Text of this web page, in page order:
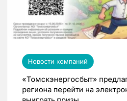
Новости компаний
«Томскэнергосбыт»
региона перейти на